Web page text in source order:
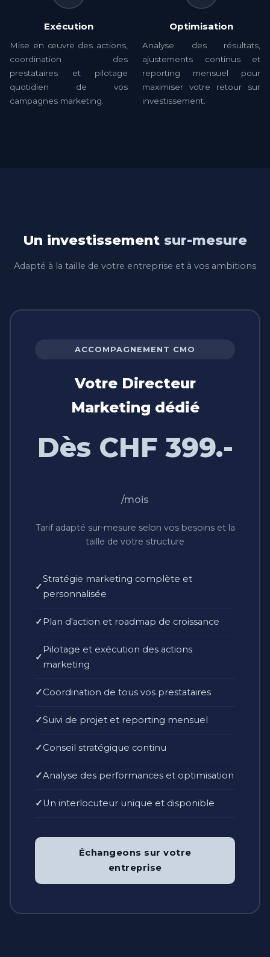
Exécution
Mise en œuvre des actions,
coordination des
prestataires et pilotage
quotidien de vos
campagnes marketing.
Optimisation
Analyse des résultats,
ajustements continus et
reporting mensuel pour
maximiser votre retour sur
investissement.
Un investissement sur-mesure
Adapté à la taille de votre entreprise et à vos ambitions
ACCOMPAGNEMENT CMO
Votre Directeur
Marketing dédié
Dès CHF 399.-
/mois
Tarif adapté sur-mesure selon vos besoins et la
taille de votre structure
Stratégie marketing complète et
personnalisée
Plan d'action et roadmap de croissance
Pilotage et exécution des actions
marketing
Coordination de tous vos prestataires
Suivi de projet et reporting mensuel
Conseil stratégique continu
Analyse des performances et optimisation
Un interlocuteur unique et disponible
Échangeons sur votre
entreprise